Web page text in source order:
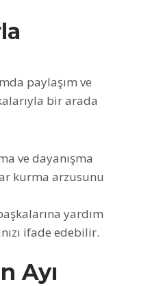
paylaşım ve
bir arada
ve dayanışma
kurma arzusunu
yardım
ifade edebilir.
Ayı